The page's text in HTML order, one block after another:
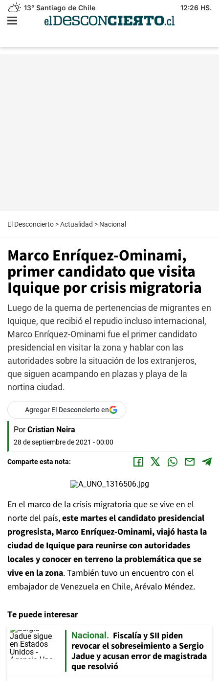
13° Santiago de Chile 12:26 HS.
El Desconcierto >Actualidad > Nacional
Marco Enríquez-Ominami,
primer candidato que visita
Iquique por crisis migratoria
Luego de la quema de pertenencias de migrantes en
Iquique, que recibió el repudio incluso internacional,
Marco Enríquez-Ominami fue el primer candidato
presidencial en visitar la zona y hablar con las
autoridades sobre la situación de los extranjeros,
que siguen acampando en plazas y playa de la
nortina ciudad.
Agregar El Desconcierto en
Por Cristian Neira
28 de septiembre de 2021 - 00:00
Comparte esta nota:
En el marco de la crisis migratoria que se vive en el
norte del país,este martes el candidato presidencial
progresista, Marco Enríquez-Ominami, viajó hasta la
ciudad de Iquique para reunirse con autoridades
locales y conocer en terreno la problemática que se
vive en la zona. También tuvo un encuentro con el
embajador de Venezuela en Chile, Arévalo Méndez.
Te puede interesar
Nacional
Fiscalía y SII piden
revocar el sobreseimiento a Sergio
Jadue y acusan error de magistrada
que resolvió